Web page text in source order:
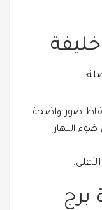
صور واضحة.
ضوء النهار
برج